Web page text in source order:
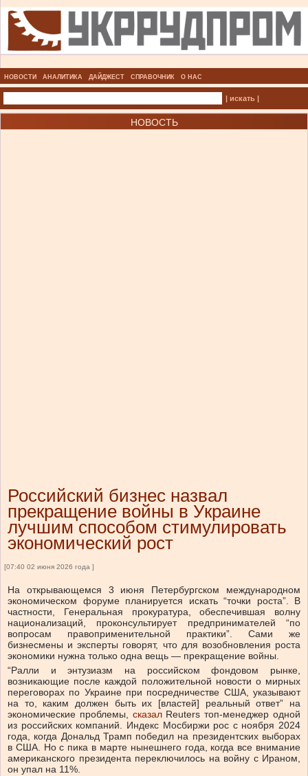
НОВОСТИ АНАЛИТИКА ДАЙДЖЕСТ СПРАВОЧНИК О НАС
| искать |
НОВОСТЬ
Российский бизнес назвал
прекращение войны в Украине
лучшим способом стимулировать
экономический рост
[07:40 02 июня 2026 года ]
На открывающемся 3 июня Петербургском международном
экономическом форуме планируется искать “точки роста”. В
частности, Генеральная прокуратура, обеспечившая волну
национализаций, проконсультирует предпринимателей “по
вопросам правоприменительной практики”. Сами же
бизнесмены и эксперты говорят, что для возобновления роста
экономики нужна только одна вещь — прекращение войны.
“Ралли и энтузиазм на российском фондовом рынке,
возникающие после каждой положительной новости о мирных
переговорах по Украине при посредничестве США, указывают
на то, каким должен быть их [властей] реальный ответ” на
экономические проблемы, сказалReuters топ-менеджер одной
из российских компаний. Индекс Мосбиржи рос с ноября 2024
года, когда Дональд Трамп победил на президентских выборах
в США. Но с пика в марте нынешнего года, когда все внимание
американского президента переключилось на войну с Ираном,
он упал на 11%.